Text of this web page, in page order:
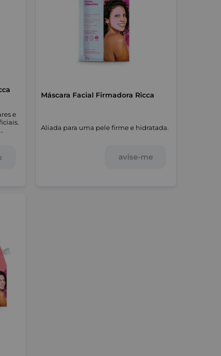
e
Máscara Facial Firmadora Ricca
Aliada para uma pele firme e hidratada.
avise-me